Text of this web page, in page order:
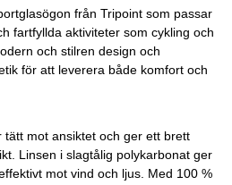
från Tripoint som passar
fartfyllda aktiviteter som cykling och
och stilren design och
för att leverera både komfort och
tätt mot ansiktet och ger ett brett
Linsen i slagtålig polykarbonat ger
mot vind och ljus. Med 100 %